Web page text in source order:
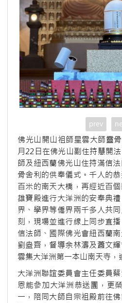
prev
佛光山開山祖師星雲大師靈
月22日在佛光山副住持慧開
師及紐西蘭佛光山住持滿信
骨舍利的供奉儀式。千人的
百米的南天大橋，再經近百
雄寶殿進行大洋洲的安奉典
界、學界等僑界兩千多人共
刻，現場並進行線上同步直
信法師、國際佛光會紐西蘭
劉盎齊，督導余林濤及蕭文
雲集大洋洲第一本山南天寺，
大洋洲聯誼委員會主任委員
恩能參加大洋洲恭送團，更
一，陪同大師自宗祖殿前往